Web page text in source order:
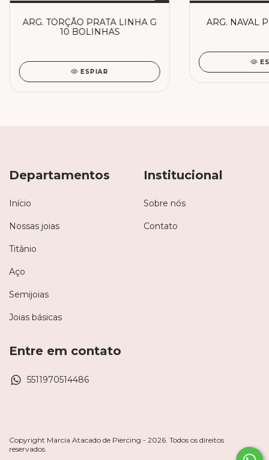
ARG. TORÇÃO PRATA LINHA G
10 BOLINHAS
ESPIAR
ARG. NAVAL
Departamentos
Início
Nossas joias
Titânio
Aço
Semijoias
Joias básicas
Institucional
Sobre nós
Contato
Entre em contato
5511970514486
Copyright Marcia Atacado de Piercing - 2026. Todos os direitos
reservados.